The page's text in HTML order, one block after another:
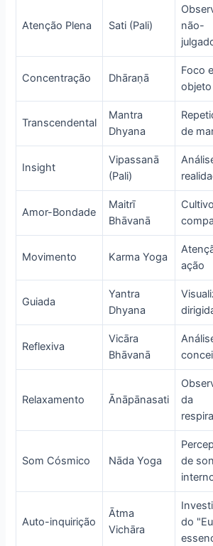
Atenção Plena Sati (Pali)
não-
Concentração Dhāraṇā
Foco
objeto
Transcendental
Mantra
Dhyana
de
Insight
Vipassanā
(Pali)
Amor-Bondade
Maitrī
Bhāvanā
Movimento Karma Yoga
ação
Guiada
Yantra
Dhyana
Reflexiva
Vicāra
Bhāvanā
Relaxamento Ānāpānasati
da
Som Cósmico Nāda Yoga
de
Auto-inquirição
Ātma
Vichāra
do